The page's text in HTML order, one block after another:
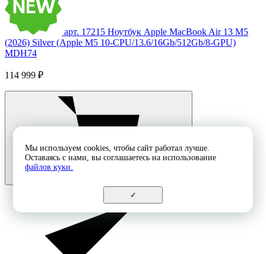
арт. 17215 Ноутбук Apple MacBook Air 13 M5
(2026) Silver (Apple M5 10-CPU/13.6/16Gb/512Gb/8-GPU)
MDH74
114 999 ₽
Мы используем cookies, чтобы сайт работал лучше.
Оставаясь с нами, вы соглашаетесь на использование
файлов куки.
✓